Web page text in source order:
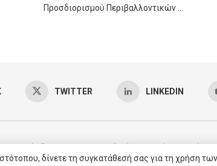
Προσδιορισμού Περιβαλλοντικών ...
TWITTER LINKEDIN
Copyright © 2025 AgroVoice / All right reserved /Υπηρεσίες
δίνετε τη συγκατάθεσή σας για τη χρήση